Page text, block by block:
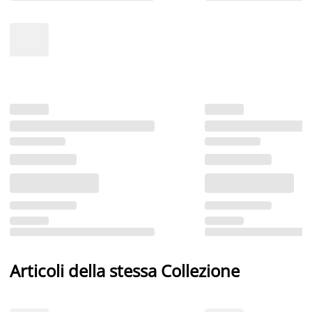
Articoli della stessa Collezione